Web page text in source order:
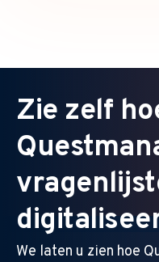
Zie zelf
We laten u zien hoe